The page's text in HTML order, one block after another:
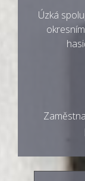
Úzká